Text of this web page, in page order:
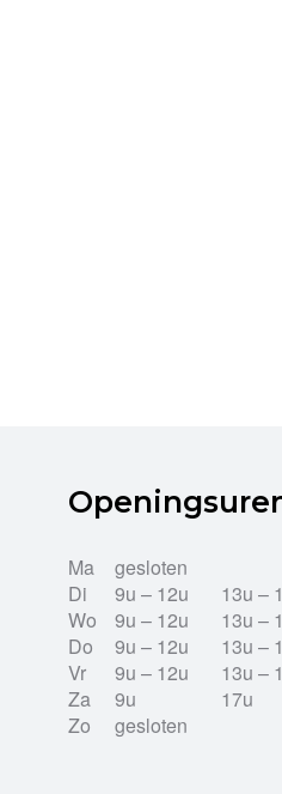
Ma
gesloten
Di
9u – 12u
13u –
Wo
9u – 12u
13u –
Do
9u – 12u
13u –
Vr
9u – 12u
13u –
Za
9u
17u
Zo
gesloten